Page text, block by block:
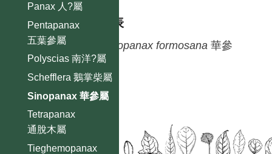
Panax 人?屬
Pentapanax
五葉參屬
Polyscias 南洋?屬
Schefflera 鵝掌柴屬
Sinopanax 華參屬
Tetrapanax
通脫木屬
Tieghemopanax
種列表
Sinopanax formosana 華參